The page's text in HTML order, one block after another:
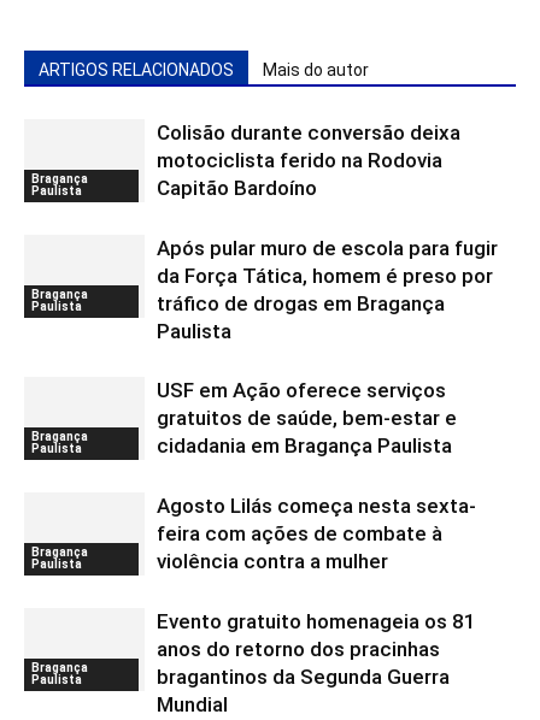
ARTIGOS RELACIONADOS Mais do autor
Bragança
Paulista
Colisão durante conversão deixa
motociclista ferido na Rodovia
Capitão Bardoíno
Bragança
Paulista
Após pular muro de escola para fugir
da Força Tática, homem é preso por
tráfico de drogas em Bragança
Paulista
Bragança
Paulista
USF em Ação oferece serviços
gratuitos de saúde, bem-estar e
cidadania em Bragança Paulista
Bragança
Paulista
Agosto Lilás começa nesta sexta-
feira com ações de combate à
violência contra a mulher
Bragança
Paulista
Evento gratuito homenageia os 81
anos do retorno dos pracinhas
bragantinos da Segunda Guerra
Mundial